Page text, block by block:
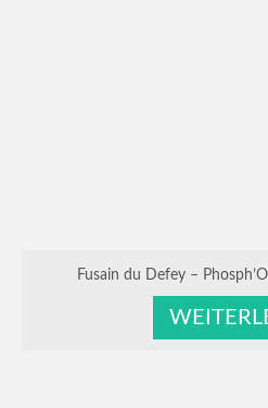
Fusain du Defey –